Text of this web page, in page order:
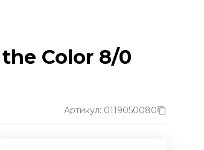
Color 8/0
Артикул: 0119050080